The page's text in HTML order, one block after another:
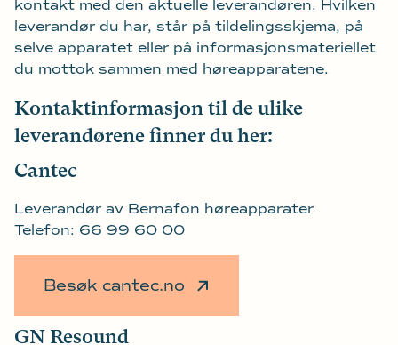
kontakt med den aktuelle leverandøren. Hvilken
leverandør du har, står på tildelingsskjema, på
selve apparatet eller på informasjonsmateriellet
du mottok sammen med høreapparatene.
Kontaktinformasjon til de ulike
leverandørene finner du her:
Cantec
Leverandør av Bernafon høreapparater
Telefon: 66 99 60 00
Besøk cantec.no
GN Resound